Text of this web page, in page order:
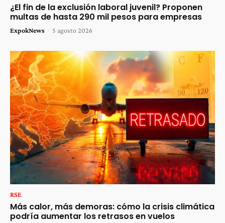
¿El fin de la exclusión laboral juvenil? Proponen
multas de hasta 290 mil pesos para empresas
ExpokNews - 5 agosto 2026
RSE
Más calor, más demoras: cómo la crisis climática
podría aumentar los retrasos en vuelos